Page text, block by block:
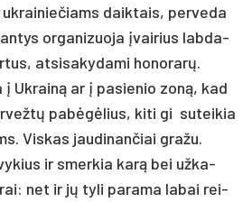
daik­tais, per­ve­da
or­ga­ni­zuo­ja įvai­rius lab­da­
at­si­sa­ky­da­mi ho­no­rarų.
į Uk­rainą ar į pa­sie­nio zoną, kad
pa­bėgėlius, ki­ti gi su­tei­kia
Vis­kas jau­di­nan­čiai gra­žu.
ir smer­kia karą bei už­ka­
net ir jų ty­li pa­ra­ma la­bai rei­